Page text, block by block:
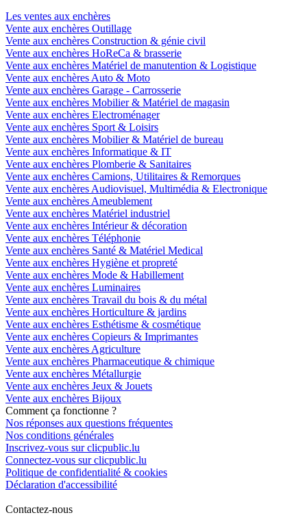
Les ventes aux enchères
Vente aux enchères Outillage
Vente aux enchères Construction & génie civil
Vente aux enchères HoReCa & brasserie
Vente aux enchères Matériel de manutention & Logistique
Vente aux enchères Auto & Moto
Vente aux enchères Garage - Carrosserie
Vente aux enchères Mobilier & Matériel de magasin
Vente aux enchères Electroménager
Vente aux enchères Sport & Loisirs
Vente aux enchères Mobilier & Matériel de bureau
Vente aux enchères Informatique & IT
Vente aux enchères Plomberie & Sanitaires
Vente aux enchères Camions, Utilitaires & Remorques
Vente aux enchères Audiovisuel, Multimédia & Electronique
Vente aux enchères Ameublement
Vente aux enchères Matériel industriel
Vente aux enchères Intérieur & décoration
Vente aux enchères Téléphonie
Vente aux enchères Santé & Matériel Medical
Vente aux enchères Hygiène et propreté
Vente aux enchères Mode & Habillement
Vente aux enchères Luminaires
Vente aux enchères Travail du bois & du métal
Vente aux enchères Horticulture & jardins
Vente aux enchères Esthétisme & cosmétique
Vente aux enchères Copieurs & Imprimantes
Vente aux enchères Agriculture
Vente aux enchères Pharmaceutique & chimique
Vente aux enchères Métallurgie
Vente aux enchères Jeux & Jouets
Vente aux enchères Bijoux
Comment ça fonctionne ?
Nos réponses aux questions fréquentes
Nos conditions générales
Inscrivez-vous sur clicpublic.lu
Connectez-vous sur clicpublic.lu
Politique de confidentialité & cookies
Déclaration d'accessibilité
Contactez-nous